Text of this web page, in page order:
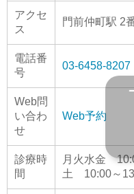
アクセ
ス
門前仲町駅 2
電話番
号
03-6458-8207
Web問
い合わ
せ
Web予約
診療時
間
月火水金
土 10:00～